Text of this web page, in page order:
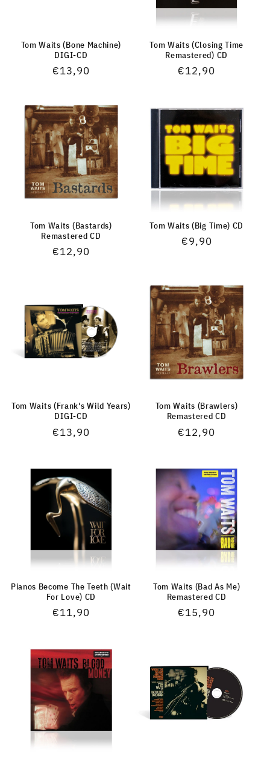
Tom Waits (Bone Machine)
DIGI-CD
Normaler
€13,90
Tom Waits (Closing Time
Remastered) CD
Normaler
€12,90
Tom Waits (Bastards)
Remastered CD
Normaler
€12,90
Tom Waits (Big Time) CD
Normaler
€9,90
Tom Waits (Frank's Wild Years)
DIGI-CD
Normaler
€13,90
Tom Waits (Brawlers)
Remastered CD
Normaler
€12,90
Pianos Become The Teeth (Wait
For Love) CD
Normaler
€11,90
Tom Waits (Bad As Me)
Remastered CD
Normaler
€15,90